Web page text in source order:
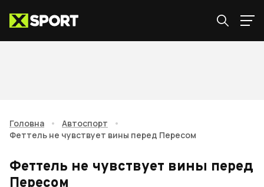
Головна • Автоспорт
•
Феттель не чувствует вины перед Пересом
Феттель не чувствует вины перед
Пересом